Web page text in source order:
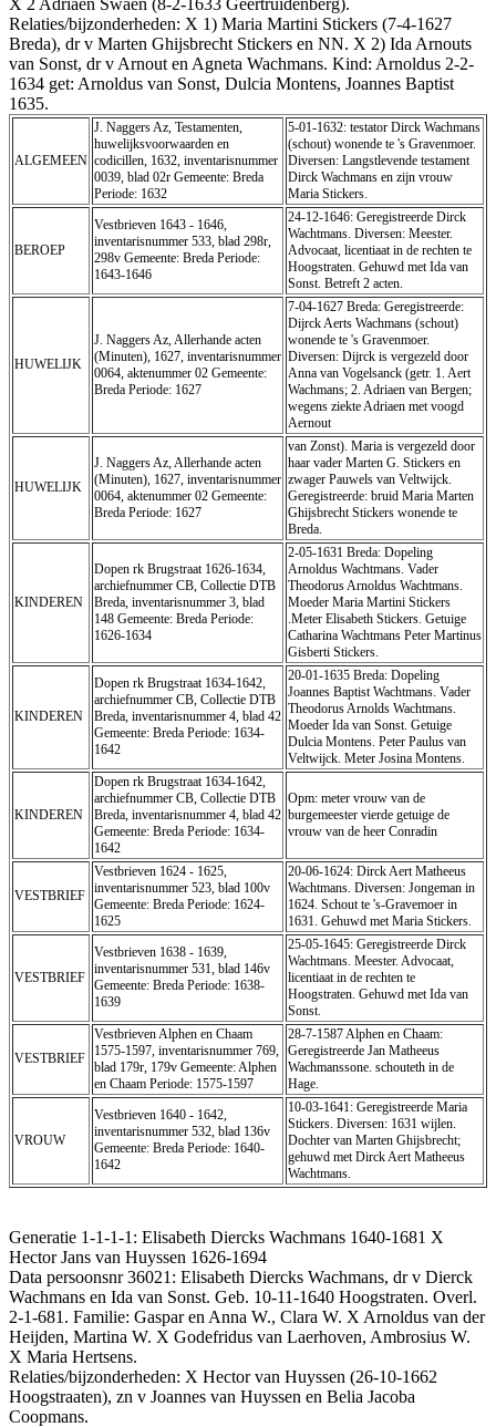
Relaties/bijzonderheden: X 1) Maria Martini Stickers (7-4-1627
Breda), dr v Marten Ghijsbrecht Stickers en NN. X 2) Ida Arnouts
van Sonst, dr v Arnout en Agneta Wachmans. Kind: Arnoldus 2-2-
1634 get: Arnoldus van Sonst, Dulcia Montens, Joannes Baptist
1635.
ALGEMEEN
J. Naggers Az, Testamenten,
huwelijksvoorwaarden en
codicillen, 1632, inventarisnummer
0039, blad 02r Gemeente: Breda
Periode: 1632
5-01-1632: testator Dirck Wachmans
(schout) wonende te 's Gravenmoer.
Diversen: Langstlevende testament
Dirck Wachmans en zijn vrouw
Maria Stickers.
BEROEP
Vestbrieven 1643 - 1646,
inventarisnummer 533, blad 298r,
298v Gemeente: Breda Periode:
1643-1646
24-12-1646: Geregistreerde Dirck
Wachtmans. Diversen: Meester.
Advocaat, licentiaat in de rechten te
Hoogstraten. Gehuwd met Ida van
Sonst. Betreft 2 acten.
HUWELIJK
J. Naggers Az, Allerhande acten
(Minuten), 1627, inventarisnummer
0064, aktenummer 02 Gemeente:
Breda Periode: 1627
7-04-1627 Breda: Geregistreerde:
Dijrck Aerts Wachmans (schout)
wonende te 's Gravenmoer.
Diversen: Dijrck is vergezeld door
Anna van Vogelsanck (getr. 1. Aert
Wachmans; 2. Adriaen van Bergen;
wegens ziekte Adriaen met voogd
Aernout
HUWELIJK
J. Naggers Az, Allerhande acten
(Minuten), 1627, inventarisnummer
0064, aktenummer 02 Gemeente:
Breda Periode: 1627
van Zonst). Maria is vergezeld door
haar vader Marten G. Stickers en
zwager Pauwels van Veltwijck.
Geregistreerde: bruid Maria Marten
Ghijsbrecht Stickers wonende te
Breda.
KINDEREN
Dopen rk Brugstraat 1626-1634,
archiefnummer CB, Collectie DTB
Breda, inventarisnummer 3, blad
148 Gemeente: Breda Periode:
1626-1634
2-05-1631 Breda: Dopeling
Arnoldus Wachtmans. Vader
Theodorus Arnoldus Wachtmans.
Moeder Maria Martini Stickers
.Meter Elisabeth Stickers. Getuige
Catharina Wachtmans Peter Martinus
Gisberti Stickers.
KINDEREN
Dopen rk Brugstraat 1634-1642,
archiefnummer CB, Collectie DTB
Breda, inventarisnummer 4, blad 42
Gemeente: Breda Periode: 1634-
1642
20-01-1635 Breda: Dopeling
Joannes Baptist Wachtmans. Vader
Theodorus Arnolds Wachtmans.
Moeder Ida van Sonst. Getuige
Dulcia Montens. Peter Paulus van
Veltwijck. Meter Josina Montens.
KINDEREN
Dopen rk Brugstraat 1634-1642,
archiefnummer CB, Collectie DTB
Breda, inventarisnummer 4, blad 42
Gemeente: Breda Periode: 1634-
1642
Opm: meter vrouw van de
burgemeester vierde getuige de
vrouw van de heer Conradin
VESTBRIEF
Vestbrieven 1624 - 1625,
inventarisnummer 523, blad 100v
Gemeente: Breda Periode: 1624-
1625
20-06-1624: Dirck Aert Matheeus
Wachtmans. Diversen: Jongeman in
1624. Schout te 's-Gravemoer in
1631. Gehuwd met Maria Stickers.
VESTBRIEF
Vestbrieven 1638 - 1639,
inventarisnummer 531, blad 146v
Gemeente: Breda Periode: 1638-
1639
25-05-1645: Geregistreerde Dirck
Wachtmans. Meester. Advocaat,
licentiaat in de rechten te
Hoogstraten. Gehuwd met Ida van
Sonst.
VESTBRIEF
Vestbrieven Alphen en Chaam
1575-1597, inventarisnummer 769,
blad 179r, 179v Gemeente: Alphen
en Chaam Periode: 1575-1597
28-7-1587 Alphen en Chaam:
Geregistreerde Jan Matheeus
Wachmanssone. schouteth in de
Hage.
VROUW
Vestbrieven 1640 - 1642,
inventarisnummer 532, blad 136v
Gemeente: Breda Periode: 1640-
1642
10-03-1641: Geregistreerde Maria
Stickers. Diversen: 1631 wijlen.
Dochter van Marten Ghijsbrecht;
gehuwd met Dirck Aert Matheeus
Wachtmans.
Generatie 1-1-1-1: Elisabeth Diercks Wachmans 1640-1681 X
Hector Jans van Huyssen 1626-1694
Data persoonsnr 36021: Elisabeth Diercks Wachmans, dr v Dierck
Wachmans en Ida van Sonst. Geb. 10-11-1640 Hoogstraten. Overl.
2-1-681. Familie: Gaspar en Anna W., Clara W. X Arnoldus van der
Heijden, Martina W. X Godefridus van Laerhoven, Ambrosius W.
X Maria Hertsens.
Relaties/bijzonderheden: X Hector van Huyssen (26-10-1662
Hoogstraaten), zn v Joannes van Huyssen en Belia Jacoba
Coopmans.